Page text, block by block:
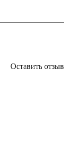
Оставить отзыв